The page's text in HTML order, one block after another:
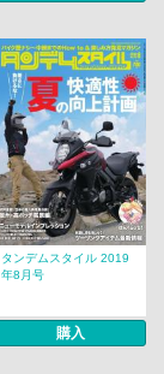
タンデムスタイル 2019
年8月号
購入